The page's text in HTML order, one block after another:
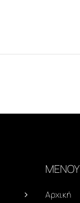
ΜΕΝΟΥ
Αρχική